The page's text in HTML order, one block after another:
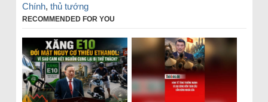
Chính, thủ tướng
RECOMMENDED FOR YOU